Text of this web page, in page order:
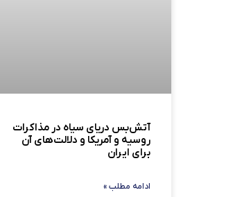
آتش‌بس دریای سیاه در مذاکرات
روسیه و آمریکا و دلالت‌های آن
برای ایران
ادامه مطلب »